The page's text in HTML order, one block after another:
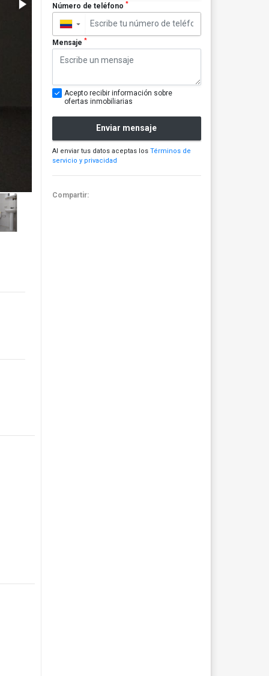
Número de teléfono *
▼
Mensaje *
Acepto recibir información sobre
ofertas inmobiliarias
Enviar mensaje
Al enviar tus datos aceptas los Términos de
servicio y privacidad
Compartir: